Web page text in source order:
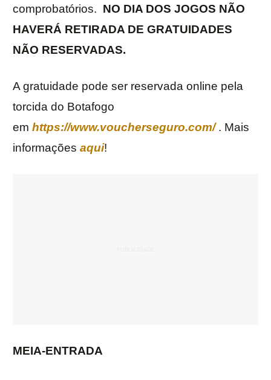
comprobatórios. NO DIA DOS JOGOS NÃO
HAVERÁ RETIRADA DE GRATUIDADES
NÃO RESERVADAS.
A gratuidade pode ser reservada online pela
torcida do Botafogo
em https://www.voucherseguro.com/. Mais
informações aqui!
MEIA-ENTRADA